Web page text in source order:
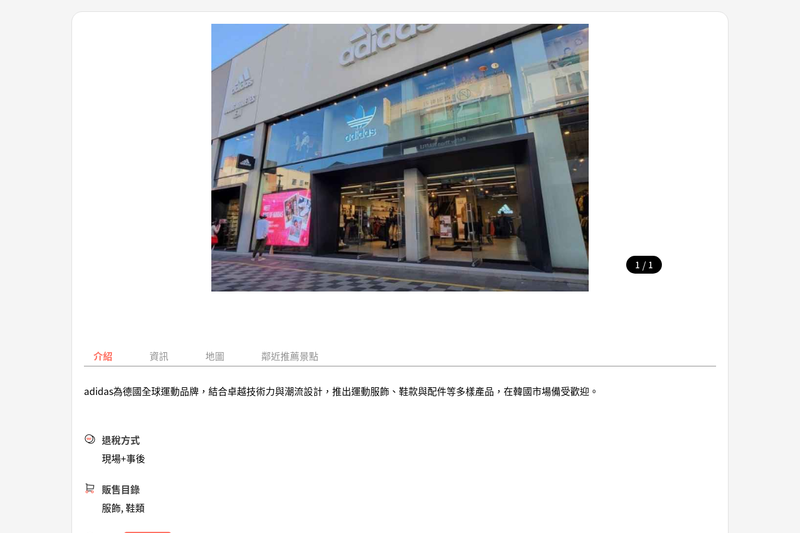
1 / 1
介紹 資訊 地圖 鄰近推薦景點
adidas為德國全球運動品牌，結合卓越技術力與潮流設計，推出運動服飾、鞋款與配件等多樣產品，在韓國市場備受歡迎。
退稅方式
現場+事後
販售目錄
服飾, 鞋類